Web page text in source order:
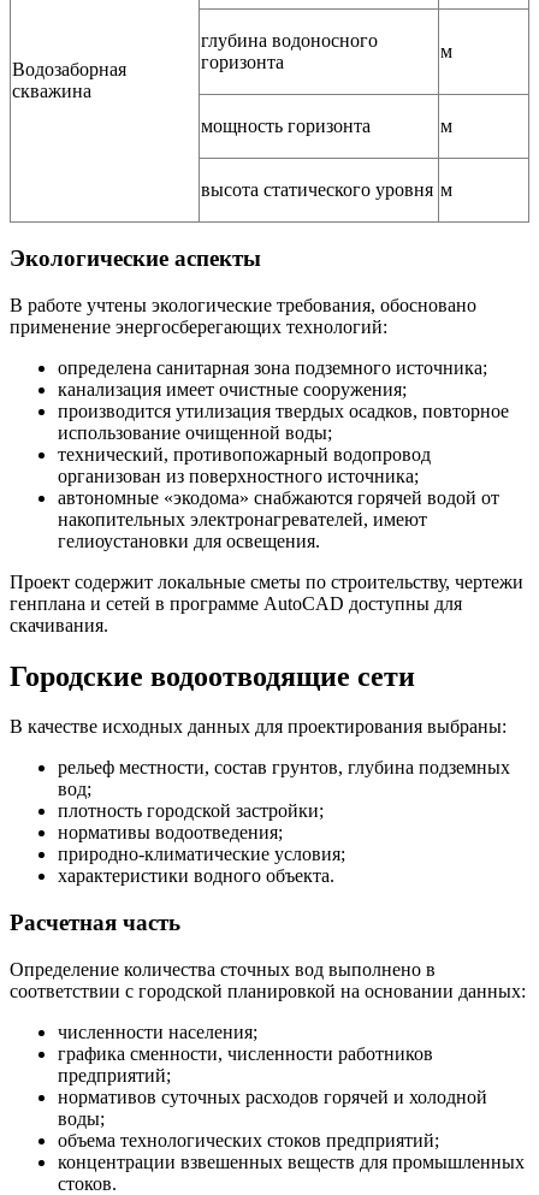
Водозаборная
скважина
глубина водоносного
горизонта
м
мощность горизонта м
высота статического уровня м
Экологические аспекты
В работе учтены экологические требования, обосновано
применение энергосберегающих технологий:
определена санитарная зона подземного источника;
канализация имеет очистные сооружения;
производится утилизация твердых осадков, повторное
использование очищенной воды;
технический, противопожарный водопровод
организован из поверхностного источника;
автономные «экодома» снабжаются горячей водой от
накопительных электронагревателей, имеют
гелиоустановки для освещения.
Проект содержит локальные сметы по строительству, чертежи
генплана и сетей в программе AutoCAD доступны для
скачивания.
Городские водоотводящие сети
В качестве исходных данных для проектирования выбраны:
рельеф местности, состав грунтов, глубина подземных
вод;
плотность городской застройки;
нормативы водоотведения;
природно-климатические условия;
характеристики водного объекта.
Расчетная часть
Определение количества сточных вод выполнено в
соответствии с городской планировкой на основании данных:
численности населения;
графика сменности, численности работников
предприятий;
нормативов суточных расходов горячей и холодной
воды;
объема технологических стоков предприятий;
концентрации взвешенных веществ для промышленных
стоков.